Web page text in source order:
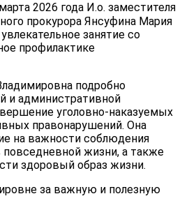
2026 года И.о. заместителя
прокурора Янсуфина Мария
занятие со
профилактике
подробно
и административной
уголовно-наказуемых
правонарушений. Она
на важности соблюдения
повседневной жизни, а также
здоровый образ жизни.
за важную и полезную